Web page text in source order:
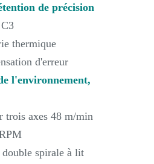
de précision
thermique
d'erreur
l'environnement,
trois axes 48 m/min
spirale à lit